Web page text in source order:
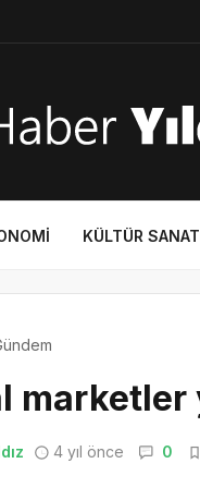
KÜLTÜR SANAT
4 yıl önce 0